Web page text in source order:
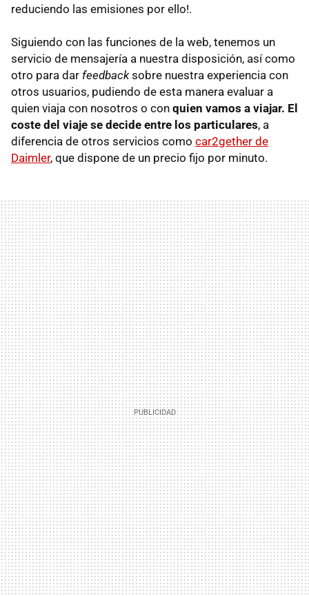
reduciendo las emisiones por ello!.
Siguiendo con las funciones de la web, tenemos un
servicio de mensajería a nuestra disposición, así como
otro para dar feedbacksobre nuestra experiencia con
otros usuarios, pudiendo de esta manera evaluar a
quien viaja con nosotros o con quien vamos a viajar. El
coste del viaje se decide entre los particulares, a
diferencia de otros servicios como car2gether de
Daimler, que dispone de un precio fijo por minuto.